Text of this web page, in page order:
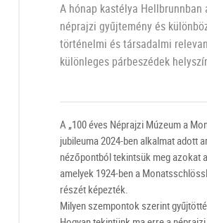
A hónap kastélya Hellbrunnban
néprajzi gyűjtemény és
történelmi és társadalmi
különleges párbeszédek
A „100 éves Néprajzi Múzeum a
jubileuma 2024-ben alkalmat adott
nézőpontból tekintsük meg azokat
amelyek 1924-ben a
részét képezték.
Milyen szempontok szerint